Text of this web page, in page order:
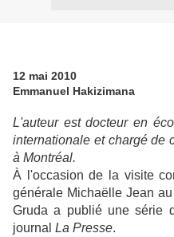
12 mai 2010
Emmanuel Hakizimana
L'auteur estdocteur en
internationale et chargé de
à Montréal.
À l'occasion de la visite
générale Michaëlle Jean
Gruda a publié une série
journal La Presse.